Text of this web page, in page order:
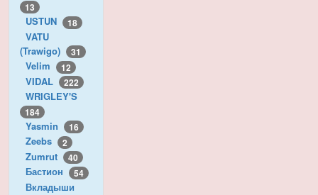
13
USTUN 18
VATU
(Trawigo)
31
Velim 12
VIDAL 222
WRIGLEY'S
184
Yasmin 16
Zeebs 2
Zumrut 40
Бастион 54
Вкладыши